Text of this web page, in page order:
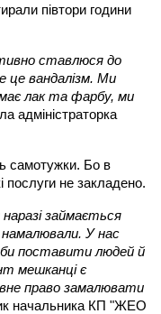
півтори години
ставлюся до
це вандалізм. Ми
лак та фарбу, ми
адміністраторка
самотужки. Бо в
не закладено.
займається
намалювали. У нас
поставити людей й
мешканці є
право замалювати
начальника КП "ЖЕО